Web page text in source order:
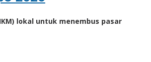
lokal untuk menembus pasar